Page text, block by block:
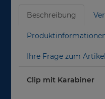
Beschreibung
Ihre Frage zum Artikel
Clip mit Karabiner